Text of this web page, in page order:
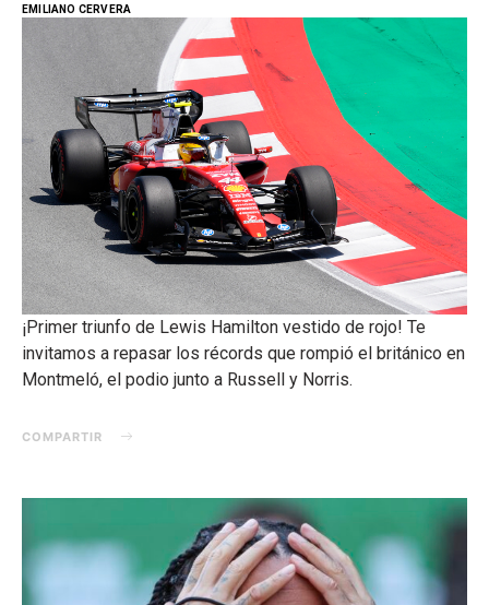
EMILIANO CERVERA
¡Primer triunfo de Lewis Hamilton vestido de rojo! Te
invitamos a repasar los récords que rompió el británico en
Montmeló, el podio junto a Russell y Norris.
COMPARTIR